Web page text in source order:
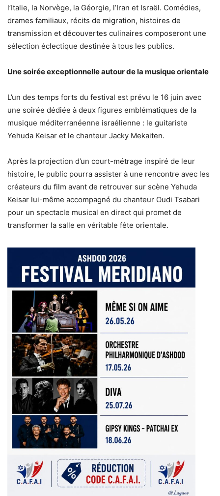
l’Italie, la Norvège, la Géorgie, l’Iran et Israël. Comédies,
drames familiaux, récits de migration, histoires de
transmission et découvertes culinaires composeront une
sélection éclectique destinée à tous les publics.
Une soirée exceptionnelle autour de la musique orientale
L’un des temps forts du festival est prévu le 16 juin avec
une soirée dédiée à deux figures emblématiques de la
musique méditerranéenne israélienne : le guitariste
Yehuda Keisar et le chanteur Jacky Mekaiten.
Après la projection d’un court-métrage inspiré de leur
histoire, le public pourra assister à une rencontre avec les
créateurs du film avant de retrouver sur scène Yehuda
Keisar lui-même accompagné du chanteur Oudi Tsabari
pour un spectacle musical en direct qui promet de
transformer la salle en véritable fête orientale.